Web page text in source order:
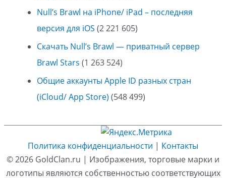
Null’s Brawl на iPhone/ iPad – последняя
версия для iOS (2 221 605)
Скачать Null’s Brawl — приватный сервер
Brawl Stars (1 263 524)
Общие аккаунты Apple ID разных стран
(iCloud/ App Store) (548 499)
Политика конфиденциальности | Контакты
© 2026 GoldClan.ru | Изображения, торговые марки и
логотипы являются собственностью соответствующих